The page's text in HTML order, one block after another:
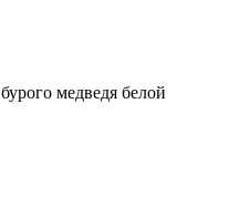
медведя белой